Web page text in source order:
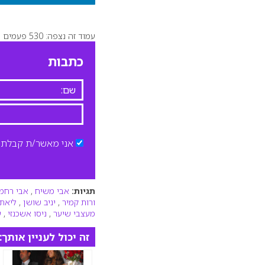
עמוד זה נצפה: 530 פעמים
כתבות
אני מאשר/ת קבלת
תגיות: אבי משיח , אבי
ורות קמיר , יניב שושן ,
מעצבי שיער , ניסו אשכנזי ,
זה יכול לעניין אותך: